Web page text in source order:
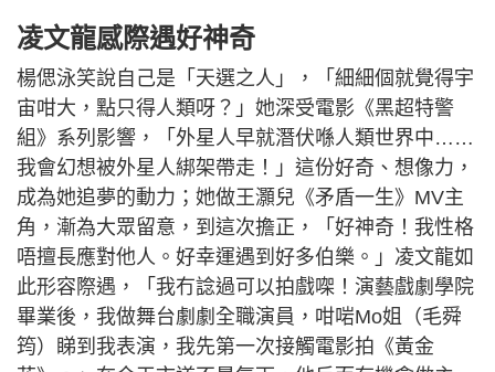
凌文龍感際遇好神奇
楊偲泳笑說自己是「天選之人」，「細細個就覺得宇
宙咁大，點只得人類呀？」她深受電影《黑超特警
組》系列影響，「外星人早就潛伏喺人類世界中……
我會幻想被外星人綁架帶走！」這份好奇、想像力，
成為她追夢的動力；她做王灝兒《矛盾一生》MV主
角，漸為大眾留意，到這次擔正，「好神奇！我性格
唔擅長應對他人。好幸運遇到好多伯樂。」凌文龍如
此形容際遇，「我冇諗過可以拍戲㗎！演藝戲劇學院
畢業後，我做舞台劇劇全職演員，咁啱Mo姐（毛舜
筠）睇到我表演，我先第一次接觸電影拍《黃金